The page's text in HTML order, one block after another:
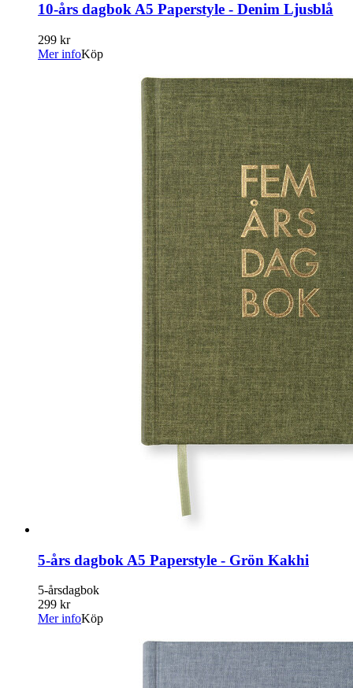
10-års dagbok A5 Paperstyle - Denim Ljusblå
299 kr
Mer infoKöp
5-års dagbok A5 Paperstyle - Grön Kakhi
5-årsdagbok
299 kr
Mer infoKöp